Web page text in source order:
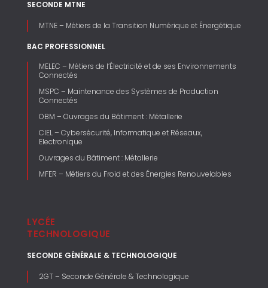
SECONDE MTNE
MTNE – Métiers de la Transition Numérique et Énergétique
BAC PROFESSIONNEL
MELEC – Métiers de l’Électricité et de ses Environnements
Connectés
MSPC – Maintenance des Systèmes de Production
Connectés
OBM – Ouvrages du Bâtiment : Métallerie
CIEL – Cybersécurité, Informatique et Réseaux,
Electronique
Ouvrages du Bâtiment : Métallerie
MFER – Métiers du Froid et des Énergies Renouvelables
LYCÉE
TECHNOLOGIQUE
SECONDE GÉNÉRALE & TECHNOLOGIQUE
2GT – Seconde Générale & Technologique